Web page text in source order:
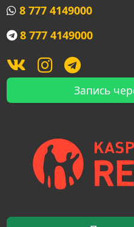
8 777 4149000
8 777 4149000
Запись